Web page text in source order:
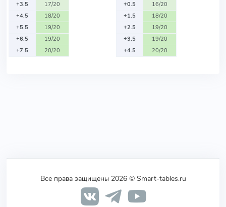
+3.5
17/20
+4.5
18/20
+5.5
19/20
+6.5
19/20
+7.5
20/20
+0.5
16/20
+1.5
18/20
+2.5
19/20
+3.5
19/20
+4.5
20/20
Все права защищены 2026 © Smart-tables.ru